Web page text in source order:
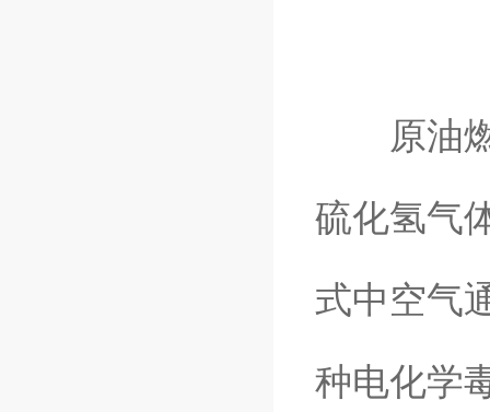
原油燃
硫化氢气
式中空气
种电化学